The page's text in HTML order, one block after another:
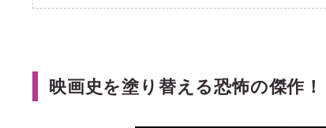
映画史を塗り替える恐怖の傑作！